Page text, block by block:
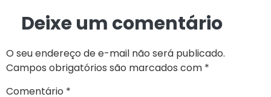
Deixe um comentário
O seu endereço de e-mail não será publicado.
Campos obrigatórios são marcados com *
Comentário *